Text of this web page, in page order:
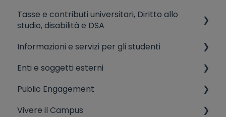
AMMISSIONI (CdL, Corsi singoli)
crediti in ingresso, trasferimenti
Eventi di orientamento
Simulatore test di ammissione
Corsi preparazione test di ammissione
Tasse e contributi universitari, Diritto allo
studio, disabilità e DSA
Disabilità e dsa
Diritto allo studio
Tasse universitarie
Informazioni e servizi per gli studenti
Tutorato didattico
Servizio di counseling
Biblioteca
Enti e soggetti esterni
Informazioni varie da soggetti non UniSR
Public Engagement
Terza missione
Vivere il Campus